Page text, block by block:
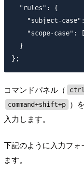
  "rules": {
"subject-
"scope-case":
  }
コマンドパネル（
command+shift+p ）
入力します。
下記のように入力フ
ます。